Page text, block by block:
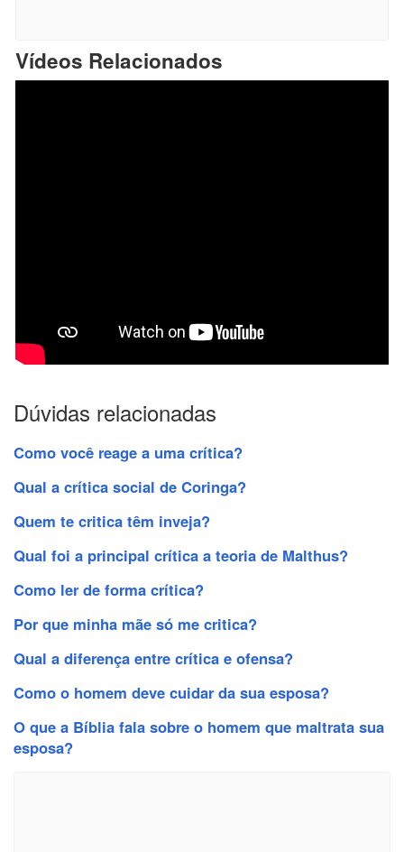
Vídeos Relacionados
Dúvidas relacionadas
Como você reage a uma crítica?
Qual a crítica social de Coringa?
Quem te critica têm inveja?
Qual foi a principal crítica a teoria de Malthus?
Como ler de forma crítica?
Por que minha mãe só me critica?
Qual a diferença entre crítica e ofensa?
Como o homem deve cuidar da sua esposa?
O que a Bíblia fala sobre o homem que maltrata sua
esposa?